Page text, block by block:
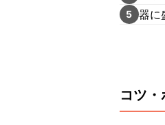
5 器に
コツ